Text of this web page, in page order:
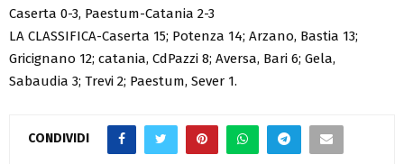
Caserta 0-3, Paestum-Catania 2-3
LA CLASSIFICA-Caserta 15; Potenza 14; Arzano, Bastia 13;
Gricignano 12; catania, CdPazzi 8; Aversa, Bari 6; Gela,
Sabaudia 3; Trevi 2; Paestum, Sever 1.
CONDIVIDI